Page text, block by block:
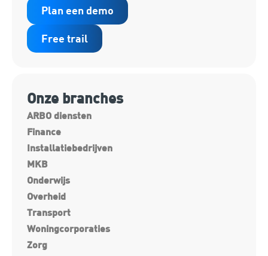
Plan een demo
Free trail
Onze branches
ARBO diensten
Finance
Installatiebedrijven
MKB
Onderwijs
Overheid
Transport
Woningcorporaties
Zorg